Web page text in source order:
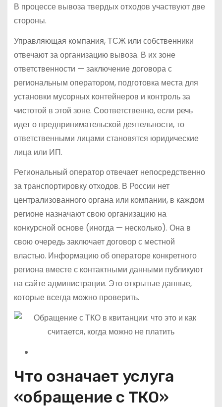
В процессе вывоза твердых отходов участвуют две
стороны.
Управляющая компания, ТСЖ или собственники
отвечают за организацию вывоза. В их зоне
ответственности — заключение договора с
региональным оператором, подготовка места для
установки мусорных контейнеров и контроль за
чистотой в этой зоне. Соответственно, если речь
идет о предпринимательской деятельности, то
ответственными лицами становятся юридические
лица или ИП.
Региональный оператор отвечает непосредственно
за транспортировку отходов. В России нет
централизованного органа или компании, в каждом
регионе назначают свою организацию на
конкурсной основе (иногда — несколько). Она в
свою очередь заключает договор с местной
властью. Информацию об операторе конкретного
региона вместе с контактными данными публикуют
на сайте администрации. Это открытые данные,
которые всегда можно проверить.
Что означает услуга
«обращение с ТКО»